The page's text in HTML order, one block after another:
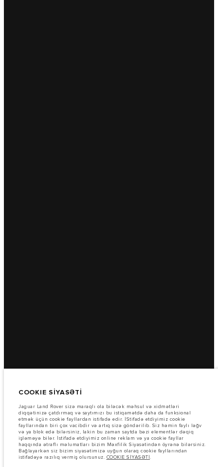
COOKIE SİYASƏTİ
Jaguar Land Rover sizə maraqlı ola biləcək məhsul və xidmətləri
diqqətinizə çatdırmaq və saytımızı bu istiqamətdə daha da funksional
etmək üçün cookie fayllardan istifadə edir. İStifadə etdiyimiz cookie
fayllarından biri çox vacibdir və artıq sizə göndərilib. Siz həmin faylı ləğv
və ya blok edə bilərsiniz, lakin bu zaman saytda bəzi elementlər dəqiq
işləməyə bilər. İstifadə etdiyimiz online reklam və ya cookie fayllar
haqqında ətraflı məlumatları bizim Məxfilik Siyasətindən öyrənə bilərsiniz.
Bağlayarkən siz bizim siyasətimizə uyğun olaraq cookie fayllarından
istifadəyə razılıq vermiş olursunuz. COOKIE SİYASƏTİ.